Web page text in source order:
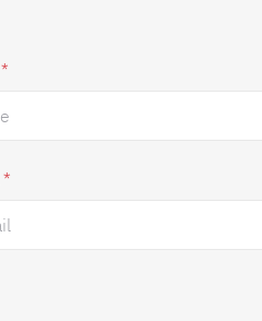
*
*